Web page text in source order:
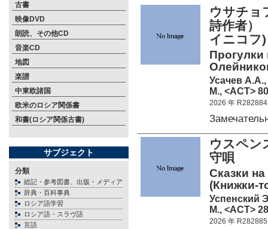
古書
映像DVD
朗読、その他CD
音楽CD
地図
楽譜
中東欧諸国
欧米のロシア関係書
和書(ロシア関係古書)
サブジェクト
分類
総記・参考図書、出版・メディア
辞典・百科事典
ロシア語学習
ロシア語・スラヴ語
言語
ウサチョ
詩作者）
イニコフ)
Усачев
М., <АСТ>
2026 年 R282884
ウスペン
守唄
Сказки
(Книжки-
Успенский
М., <АСТ>
2026 年 R282885